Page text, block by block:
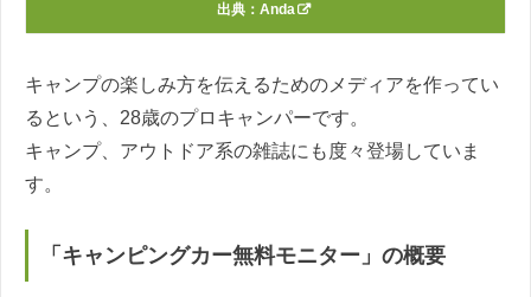
出典： Anda
キャンプの楽しみ方を伝えるためのメディアを作ってい
るという、28歳のプロキャンパーです。
キャンプ、アウトドア系の雑誌にも度々登場していま
す。
「キャンピングカー無料モニター」の概要